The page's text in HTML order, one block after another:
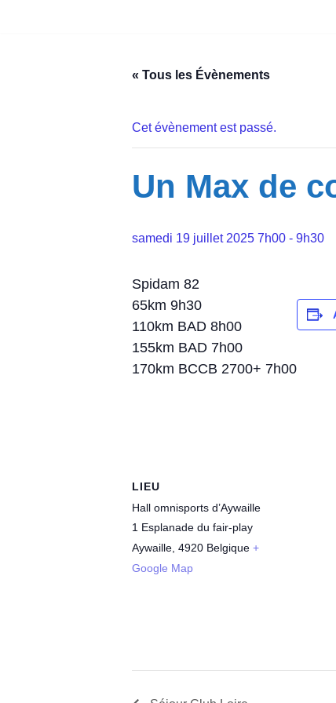
« Tous les Évènements
Cet évènement est passé.
Un Max de
samedi 19 juillet 2025 7h00 - 9h30
Spidam 82
65km 9h30
110km BAD 8h00
155km BAD 7h00
170km BCCB 2700+ 7h00
LIEU
Hall omnisports d’Aywaille
1 Esplanade du fair-play
Aywaille 4920 Belgique +
Google Map